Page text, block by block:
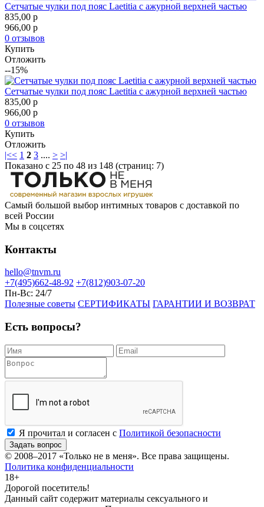
Сетчатые чулки под пояс Laetitia с ажурной верхней частью
835,00 p
966,00 p
0 отзывов
Купить
Отложить
--15%
Сетчатые чулки под пояс Laetitia с ажурной верхней частью
835,00 p
966,00 p
0 отзывов
Купить
Отложить
|<< 1 2 3 .... > >|
Показано с 25 по 48 из 148 (страниц: 7)
Самый большой выбор интимных товаров с доставкой по
всей России
Мы в соцсетях
Контакты
hello@tnvm.ru
+7(495)662-48-92 +7(812)903-07-20
Пн-Вс: 24/7
Полезные советы СЕРТИФИКАТЫ ГАРАНТИИ И ВОЗВРАТ
Есть вопросы?
Я прочитал и согласен с Политикой безопасности
Задать вопрос
© 2008–2017 «Только не в меня». Все права защищены.
Политика конфиденциальности
18+
Дорогой посетитель!
Данный сайт содержит материалы сексуального и